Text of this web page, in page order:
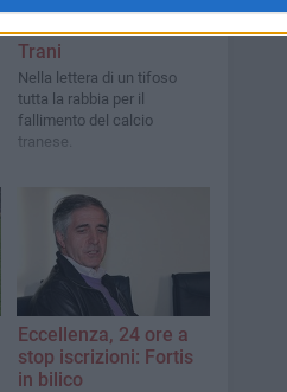
Dopo Fortis, Gba non
sosterrà il nuovo
Trani
Nella lettera di un tifoso
tutta la rabbia per il
fallimento del calcio
tranese.
Eccellenza, 24 ore a
stop iscrizioni: Fortis
in bilico